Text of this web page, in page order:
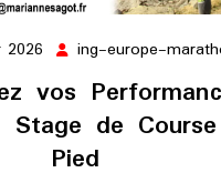
2026 25
2026
ing-europe-
vos
Stage de
Pied